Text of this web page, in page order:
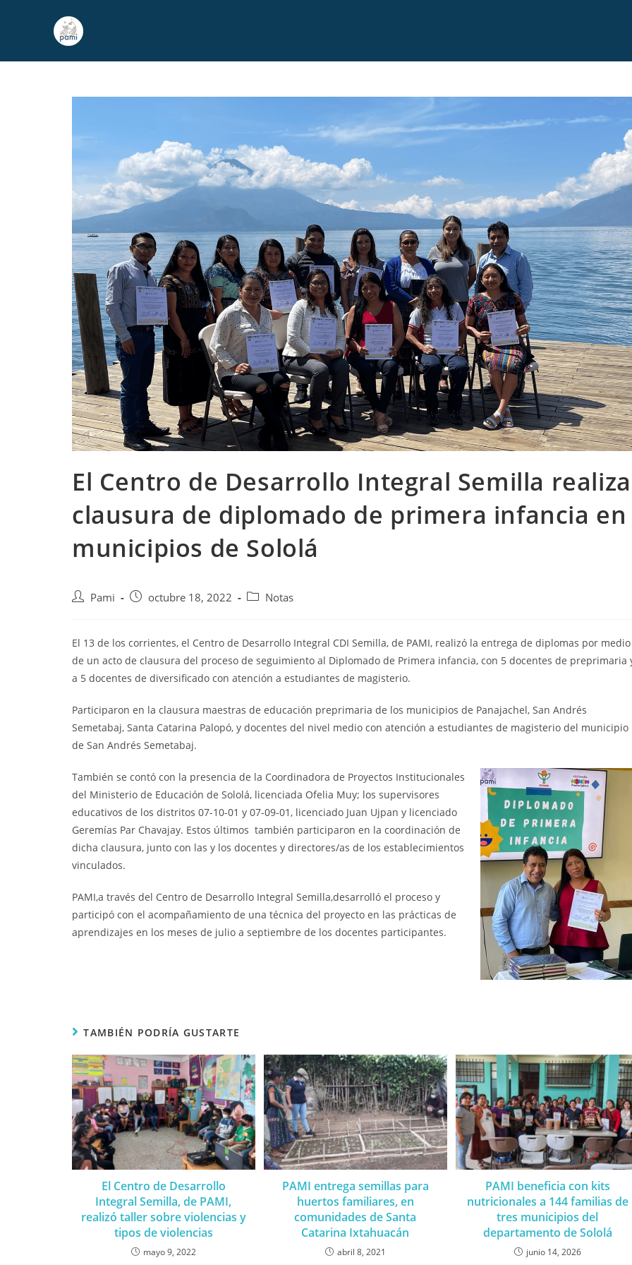
El Centro de Desarrollo Integral Semilla realiza
clausura de diplomado de primera infancia en
municipios de Sololá
Pami octubre 18, 2022 Notas
El 13 de los corrientes, el Centro de Desarrollo Integral CDI Semilla, de PAMI, realizó la entrega de diplomas por medio
de un acto de clausura del proceso de seguimiento al Diplomado de Primera infancia, con 5 docentes de preprimaria
a 5 docentes de diversificado con atención a estudiantes de magisterio.
Participaron en la clausura maestras de educación preprimaria de los municipios de Panajachel, San Andrés
Semetabaj, Santa Catarina Palopó, y docentes del nivel medio con atención a estudiantes de magisterio del municipio
de San Andrés Semetabaj.
También se contó con la presencia de la Coordinadora de Proyectos Institucionales
del Ministerio de Educación de Sololá, licenciada Ofelia Muy; los supervisores
educativos de los distritos 07-10-01 y 07-09-01, licenciado Juan Ujpan y licenciado
Geremías Par Chavajay. Estos últimos también participaron en la coordinación de
dicha clausura, junto con las y los docentes y directores/as de los establecimientos
vinculados.
PAMI,a través del Centro de Desarrollo Integral Semilla,desarrolló el proceso y
participó con el acompañamiento de una técnica del proyecto en las prácticas de
aprendizajes en los meses de julio a septiembre de los docentes participantes.
TAMBIÉN PODRÍA GUSTARTE
El Centro de Desarrollo
Integral Semilla, de PAMI,
realizó taller sobre violencias y
tipos de violencias
mayo 9, 2022
PAMI entrega semillas para
huertos familiares, en
comunidades de Santa
Catarina Ixtahuacán
abril 8, 2021
PAMI beneficia con kits
nutricionales a 144 familias de
tres municipios del
departamento de Sololá
junio 14, 2026